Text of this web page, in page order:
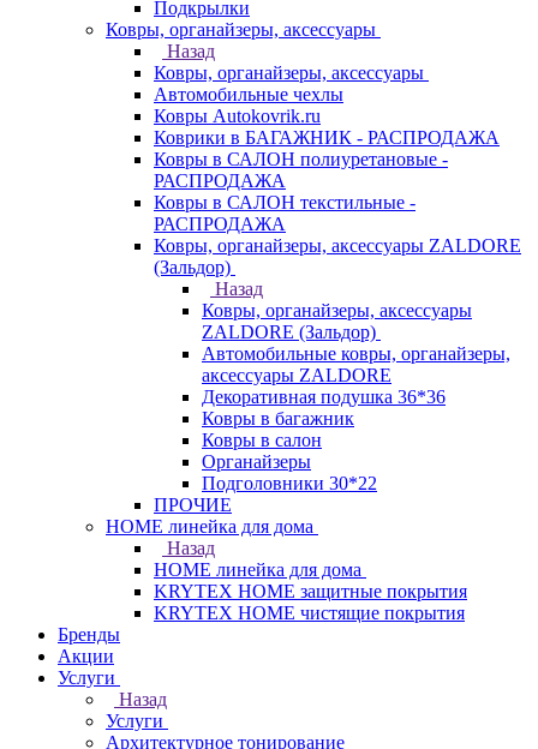
Подкрылки
Ковры, органайзеры, аксессуары
Назад
Ковры, органайзеры, аксессуары
Автомобильные чехлы
Ковры Autokovrik.ru
Коврики в БАГАЖНИК - РАСПРОДАЖА
Ковры в САЛОН полиуретановые -
РАСПРОДАЖА
Ковры в САЛОН текстильные -
РАСПРОДАЖА
Ковры, органайзеры, аксессуары ZALDORE
(Зальдор)
Назад
Ковры, органайзеры, аксессуары
ZALDORE (Зальдор)
Автомобильные ковры, органайзеры,
аксессуары ZALDORE
Декоративная подушка 36*36
Ковры в багажник
Ковры в салон
Органайзеры
Подголовники 30*22
ПРОЧИЕ
HOME линейка для дома
Назад
HOME линейка для дома
KRYTEX HOME защитные покрытия
KRYTEX HOME чистящие покрытия
Бренды
Акции
Услуги
Назад
Услуги
Архитектурное тонирование